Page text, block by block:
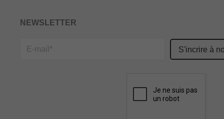
NEWSLETTER
Please
leave
field
empty.